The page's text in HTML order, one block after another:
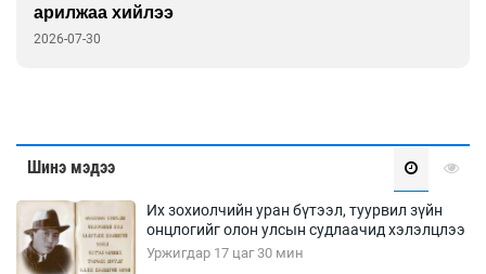
арилжаа хийлээ
2026-07-30
Шинэ мэдээ
Их зохиолчийн уран бүтээл, туурвил зүйн
онцлогийг олон улсын судлаачид хэлэлцлээ
Уржигдар 17 цаг 30 мин